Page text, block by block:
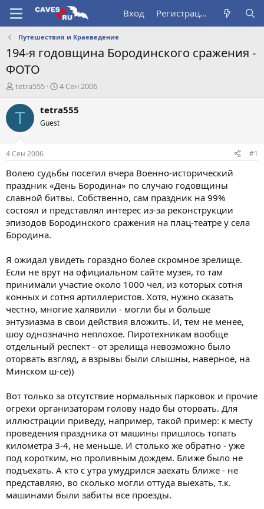
Вход Регистрация
Путешествия и Краеведение
194-я годовщина Бородинского сражения -
ФОТО
А
т
т
е
м
ы
tetra555
Д
т
н
а
л
а
4 Сен 2006
T tetra555
Guest
4 Сен 2006 #1
Волею судьбы посетил вчера Военно-исторический
праздник «День Бородина» по случаю годовщины
славной битвы. Собственно, сам праздник на 99%
состоял и представлял интерес из-за реконструкции
эпизодов Бородинского сражения на плац-театре у села
Бородина.
Я ожидал увидеть гораздно более скромное зрелище.
Если не врут на официальном сайте музея, то там
принимали участие около 1000 чел, из которых сотня
конных и сотня артиллеристов. Хотя, нужно сказать
честно, многие халявили - могли бы и больше
энтузиазма в свои действия вложить. И, тем не менее,
шоу однозначно неплохое. Пиротехникам вообще
отдельный респект - от зрелища невозможно было
оторвать взгляд, а взрывы были слышны, наверное, на
Минском ш-се))
Вот только за отсутствие нормальных парковок и прочие
огрехи организаторам голову надо бы оторвать. Для
иллюстрации приведу, например, такой пример: к месту
проведения праздника от машины пришлось топать
километра 3-4, не меньше. И столько же обратно - уже
под коротким, но проливным дождем. Ближе было не
подъехать. А кто с утра умудрился заехать ближе - не
представляю, во сколько могли оттуда выехать, т.к.
машинами были забиты все проезды.